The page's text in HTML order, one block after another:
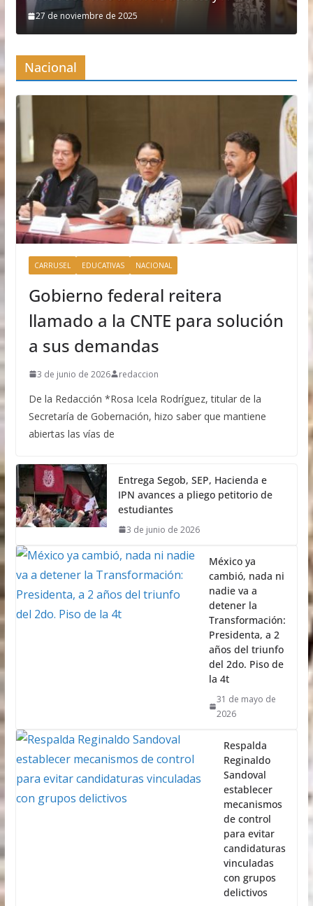
27 de noviembre de 2025
Nacional
CARRUSEL EDUCATIVAS NACIONAL
Gobierno federal reitera
llamado a la CNTE para solución
a sus demandas
3 de junio de 2026 redaccion
De la Redacción *Rosa Icela Rodríguez, titular de la
Secretaría de Gobernación, hizo saber que mantiene
abiertas las vías de
Entrega Segob, SEP, Hacienda e
IPN avances a pliego petitorio de
estudiantes
3 de junio de 2026
México ya
cambió, nada ni
nadie va a
detener la
Transformación:
Presidenta, a 2
años del triunfo
del 2do. Piso de
la 4t
31 de mayo de
2026
Respalda
Reginaldo
Sandoval
establecer
mecanismos
de control
para evitar
candidaturas
vinculadas
con grupos
delictivos